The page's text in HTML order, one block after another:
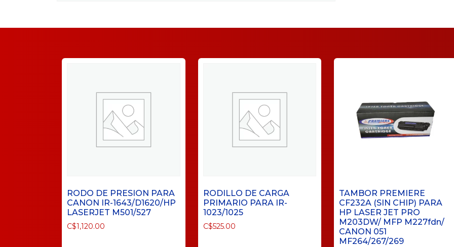
RODO DE PRESION PARA
CANON IR-1643/D1620/HP
LASERJET M501/527
C$1,120.00
RODILLO DE CARGA
PRIMARIO PARA IR-
1023/1025
C$525.00
TAMBOR PREMIERE
CF232A (SIN CHIP) PARA
HP LASER JET PRO
M203DW/ MFP M227fdn/
CANON 051
MF264/267/269